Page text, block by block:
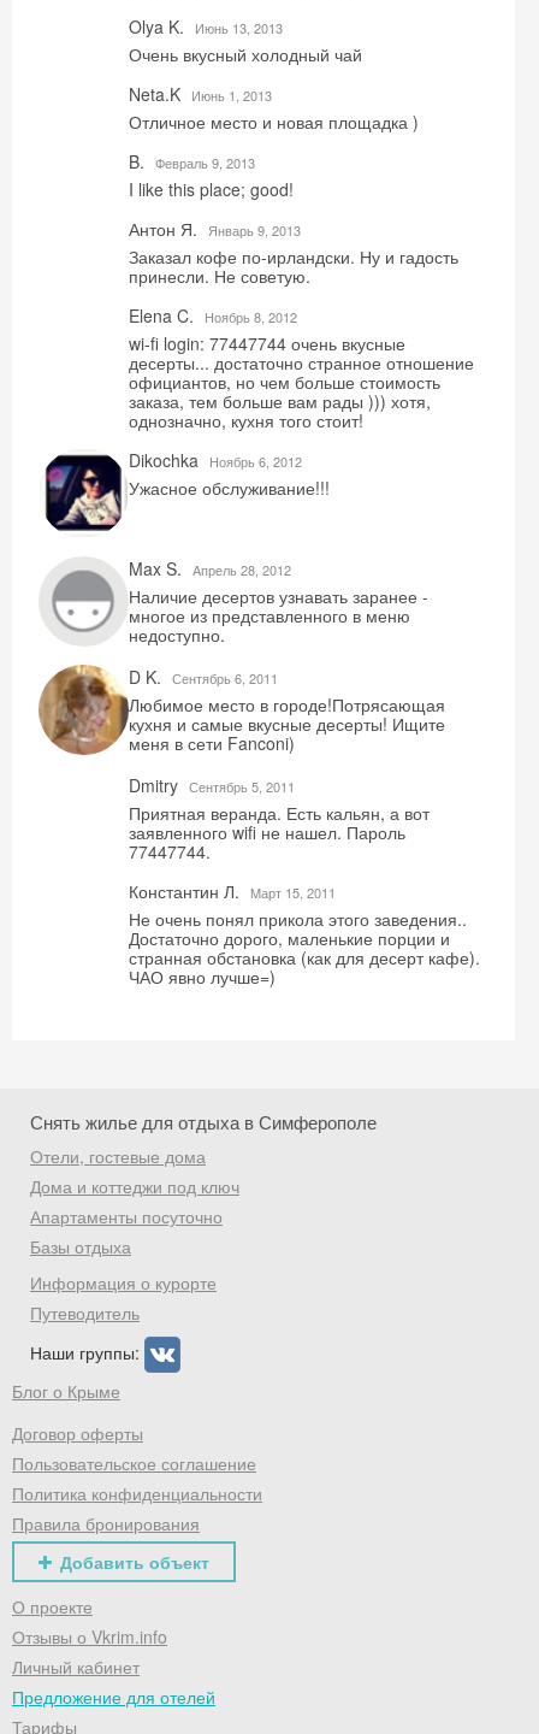
Olya K.
Июнь 13, 2013
Очень вкусный холодный чай
Neta.K
Июнь 1, 2013
Отличное место и новая площадка )
B.
Февраль 9, 2013
I like this place; good!
Антон Я.
Январь 9, 2013
Заказал кофе по-ирландски. Ну и гадость
принесли. Не советую.
Elena C.
Ноябрь 8, 2012
wi-fi login: 77447744 очень вкусные
десерты... достаточно странное отношение
официантов, но чем больше стоимость
заказа, тем больше вам рады ))) хотя,
однозначно, кухня того стоит!
Dikochka
Ноябрь 6, 2012
Ужасное обслуживание!!!
Max S. Aпрель 28, 2012
Наличие десертов узнавать заранее -
многое из представленного в меню
недоступно.
D K.
Сентябрь 6, 2011
Любимое место в городе!Потрясающая
кухня и самые вкусные десерты! Ищите
меня в сети Fanconi)
Dmitry Сентябрь 5, 2011
Приятная веранда. Есть кальян, а вот
заявленного wifi не нашел. Пароль
77447744.
Константин Л.
Mарт 15, 2011
Не очень понял прикола этого заведения..
Достаточно дорого, маленькие порции и
странная обстановка (как для десерт кафе).
ЧАО явно лучше=)
Снять жилье для отдыха в Симферополе
Отели, гостевые дома
Дома и коттеджи под ключ
Апартаменты посуточно
Базы отдыха
Информация о курорте
Путеводитель
Наши группы:
Блог о Крыме
Договор оферты
Пользовательское соглашение
Политика конфиденциальности
Правила бронирования
Добавить объект
О проекте
Отзывы о Vkrim.info
Личный кабинет
Предложение для отелей
Тарифы